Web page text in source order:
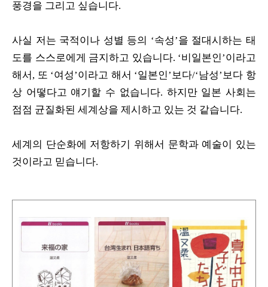
풍경을 그리고 싶습니다.
사실 저는 국적이나 성별 등의 ‘속성’을 절대시하는 태
도를 스스로에게 금지하고 있습니다. ‘비일본인’이라고
해서, 또 ‘여성’이라고 해서 ‘일본인’보다/‘남성’보다 항
상 어떻다고 얘기할 수 없습니다. 하지만 일본 사회는
점점 균질화된 세계상을 제시하고 있는 것 같습니다.
세계의 단순화에 저항하기 위해서 문학과 예술이 있는
것이라고 믿습니다.